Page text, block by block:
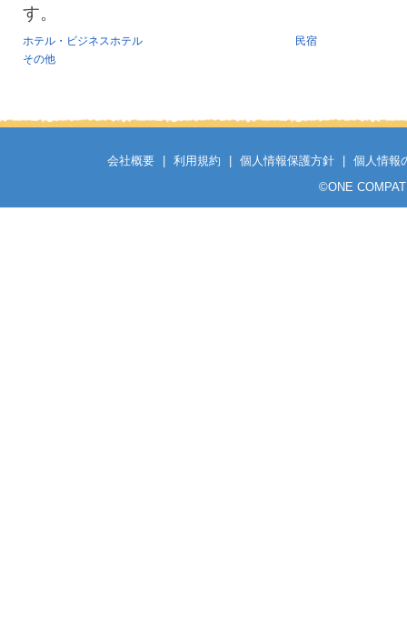
す。
ホテル・ビジネスホテル
民宿
その他
会社概要 利用規約 個人情報保護方針
個人情報
©ONE